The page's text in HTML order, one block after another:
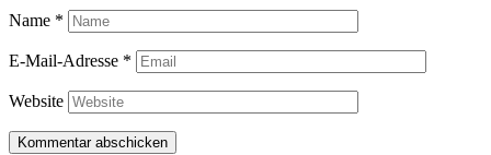
Name *
E-Mail-Adresse *
Website